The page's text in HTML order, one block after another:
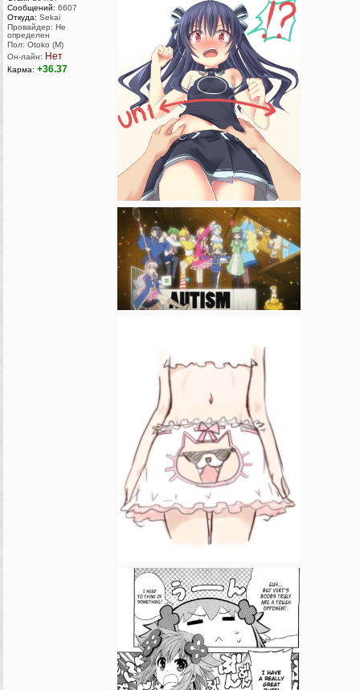
Сообщений: 6607
Откуда: Sekai
Провайдер: Не
определен
Пол: Otoko (M)
Он-лайн: Нет
Карма: +36.37